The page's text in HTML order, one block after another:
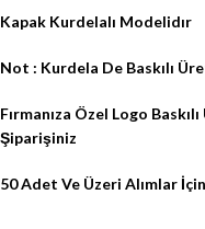
Kapak Kurdelalı Modelidır
Not : Kurdela De Baskılı
Fırmanıza Özel Logo
Şiparişiniz
50 Adet Ve Üzeri Alımlar